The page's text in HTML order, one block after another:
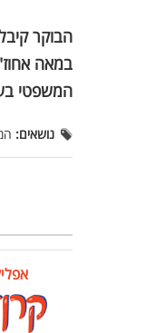
הבוקר
במאה
המשפטי
נושאים: